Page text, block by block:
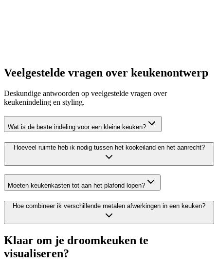
Probeer mijn kleine keuken make-over
Veelgestelde vragen over keukenontwerp
Deskundige antwoorden op veelgestelde vragen over
keukenindeling en styling.
Wat is de beste indeling voor een kleine keuken?
Hoeveel ruimte heb ik nodig tussen het kookeiland en het aanrecht?
Moeten keukenkasten tot aan het plafond lopen?
Hoe combineer ik verschillende metalen afwerkingen in een keuken?
Klaar om je droomkeuken te
visualiseren?